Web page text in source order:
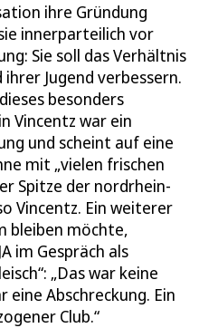
ihre Gründung
innerparteilich vor
Sie soll das Verhältnis
Jugend verbessern.
besonders
Vincentz war ein
und scheint auf eine
mit „vielen frischen
Spitze der nordrhein-
Vincentz. Ein weiterer
bleiben möchte,
im Gespräch als
„Das war keine
eine Abschreckung. Ein
Club.“